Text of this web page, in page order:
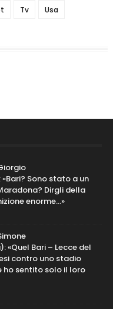
Tv Usa
Sono stato a un
Dirgli della
enorme…»
«Quel Bari – Lecce del
contro uno stadio
ho sentito solo il loro